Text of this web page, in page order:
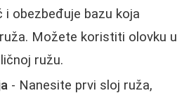
obezbeđuje bazu koja
Možete koristiti olovku u
ružu.
- Nanesite prvi sloj ruža,